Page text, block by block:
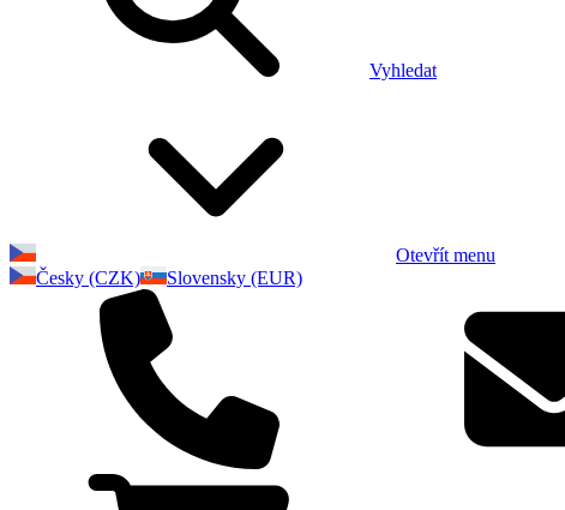
Vyhledat
Otevřít menu
Česky (CZK)
Slovensky (EUR)